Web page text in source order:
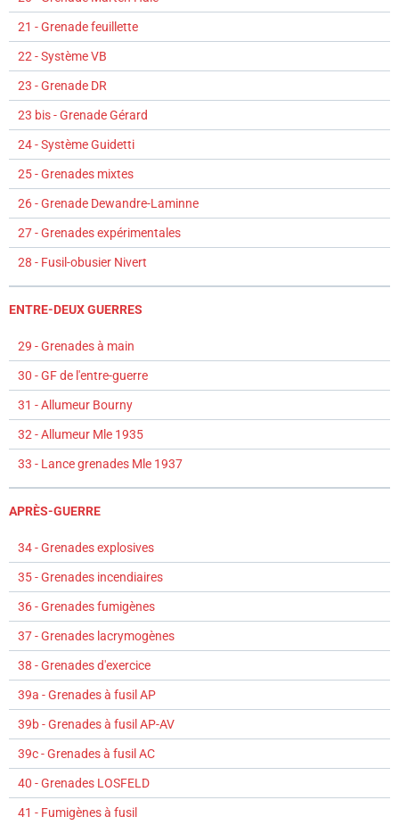
21 - Grenade feuillette
22 - Système VB
23 - Grenade DR
23 bis - Grenade Gérard
24 - Système Guidetti
25 - Grenades mixtes
26 - Grenade Dewandre-Laminne
27 - Grenades expérimentales
28 - Fusil-obusier Nivert
ENTRE-DEUX GUERRES
29 - Grenades à main
30 - GF de l'entre-guerre
31 - Allumeur Bourny
32 - Allumeur Mle 1935
33 - Lance grenades Mle 1937
APRÈS-GUERRE
34 - Grenades explosives
35 - Grenades incendiaires
36 - Grenades fumigènes
37 - Grenades lacrymogènes
38 - Grenades d'exercice
39a - Grenades à fusil AP
39b - Grenades à fusil AP-AV
39c - Grenades à fusil AC
40 - Grenades LOSFELD
41 - Fumigènes à fusil